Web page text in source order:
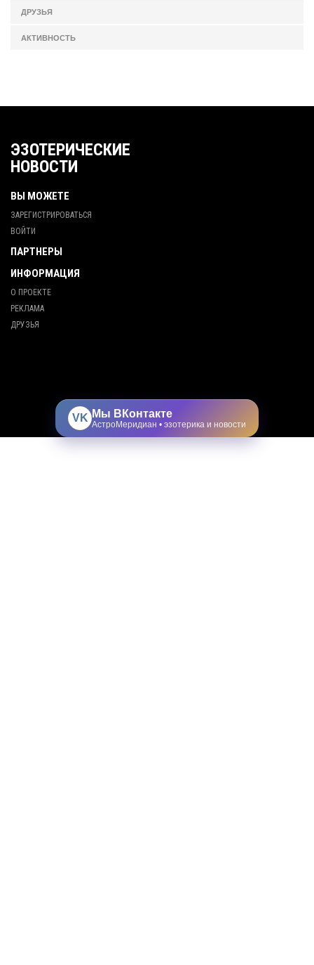
ДРУЗЬЯ
АКТИВНОСТЬ
ЭЗОТЕРИЧЕСКИЕ
НОВОСТИ
ВЫ МОЖЕТЕ
ЗАРЕГИСТРИРОВАТЬСЯ
ВОЙТИ
ПАРТНЕРЫ
ИНФОРМАЦИЯ
О ПРОЕКТЕ
РЕКЛАМА
ДРУЗЬЯ
VK Мы ВКонтакте
АстроМеридиан • эзотерика и новости